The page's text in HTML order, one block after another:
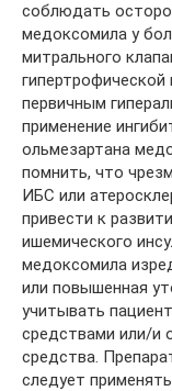
соблюдать
медоксомила у
митрального
первичным
применение
ольмезартана
помнить, что
ИБС или
привести к
ишемического
медоксомила
или повышенная
учитывать
средствами или/и
средства.
следует